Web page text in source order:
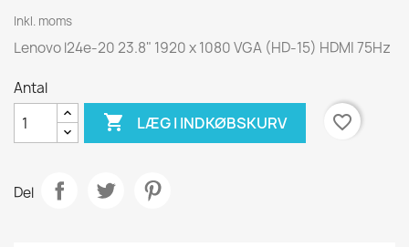
Inkl. moms
Lenovo l24e-20 23.8" 1920 x 1080 VGA (HD-15) HDMI 75Hz
Antal
 LÆG I INDKØBSKURV favorite_border
Del